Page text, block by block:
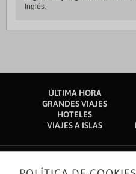
Inglés.
ÚLTIMA HORA
GRANDES VIAJES
HOTELES
VIAJES A ISLAS